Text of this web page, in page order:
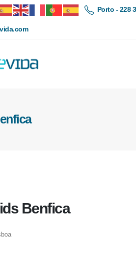
Porto - 228
Benfica